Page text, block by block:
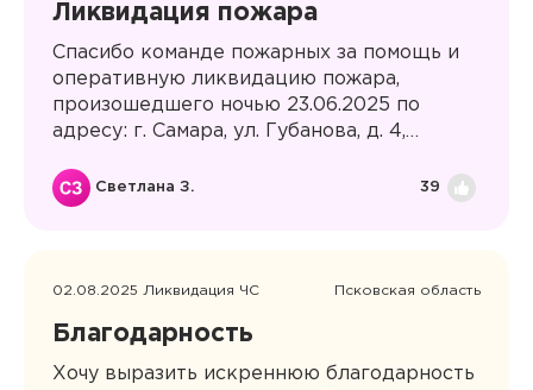
Ликвидация пожара
Спасибо команде пожарных за помощь и
оперативную ликвидацию пожара,
произошедшего ночью 23.06.2025 по
адресу: г. Самара, ул. Губанова, д. 4,
мужество и профессионализм!
Светлана З. 39
02.08.2025 Ликвидация ЧС Псковская область
Благодарность
Хочу выразить искреннюю благодарность